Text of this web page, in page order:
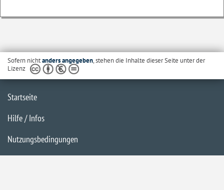
Sofern nichtanders angegeben, stehen die Inhalte dieser Seite unter der
Lizenz
Startseite
Hilfe / Infos
Nutzungsbedingungen